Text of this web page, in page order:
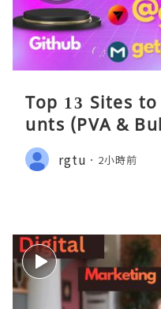
Top 13 Sites
unts (PVA &
rgtu 2小時前